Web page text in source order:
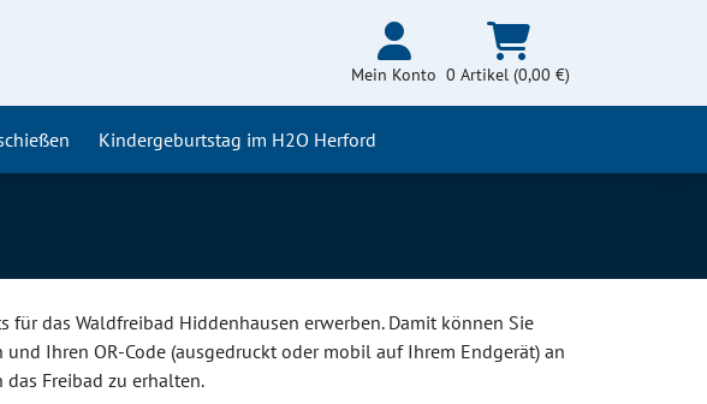
Mein Konto 0 Artikel (0,00 €)
Kindergeburtstag im H2O Herford
für das Waldfreibad Hiddenhausen erwerben. Damit können Sie
Ihren OR-Code (ausgedruckt oder mobil auf Ihrem Endgerät) an
Freibad zu erhalten.